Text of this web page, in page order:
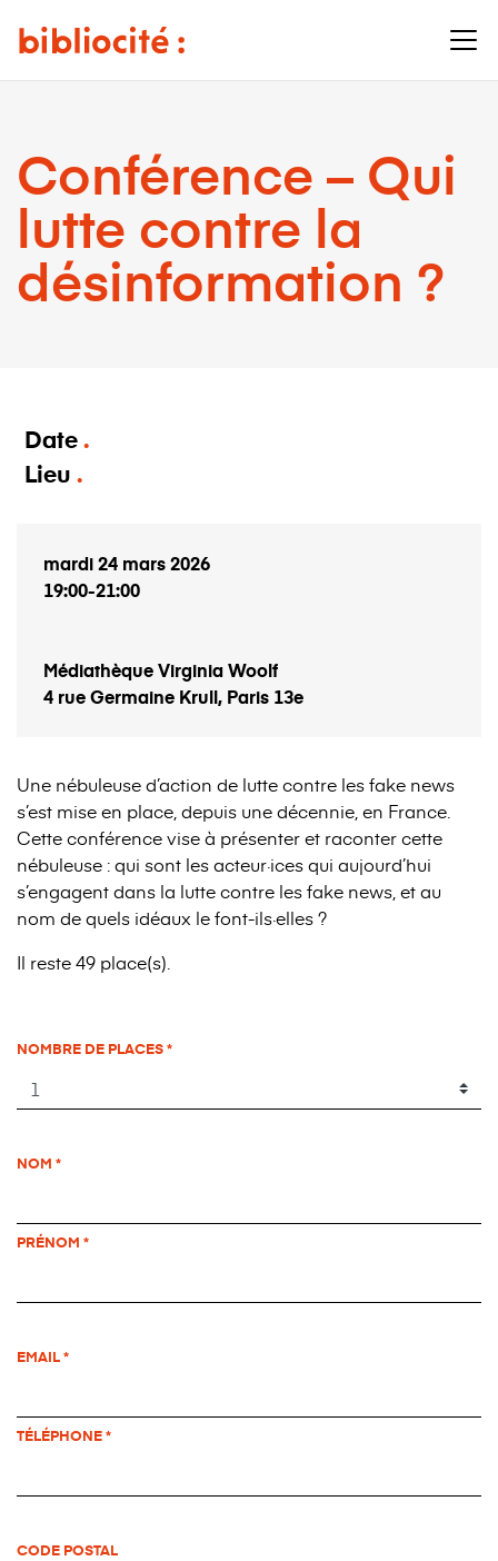
Conférence – Qui
lutte contre la
désinformation ?
Date
Lieu
mardi 24 mars 2026
19:00-21:00
Médiathèque Virginia Woolf
4 rue Germaine Krull, Paris 13e
Une nébuleuse d’action de lutte contre les fake news
s’est mise en place, depuis une décennie, en France.
Cette conférence vise à présenter et raconter cette
nébuleuse : qui sont les acteur·ices qui aujourd’hui
s’engagent dans la lutte contre les fake news, et au
nom de quels idéaux le font-ils·elles ?
Il reste 49 place(s).
NOMBRE DE PLACES
NOM
PRÉNOM
EMAIL
TÉLÉPHONE
CODE POSTAL